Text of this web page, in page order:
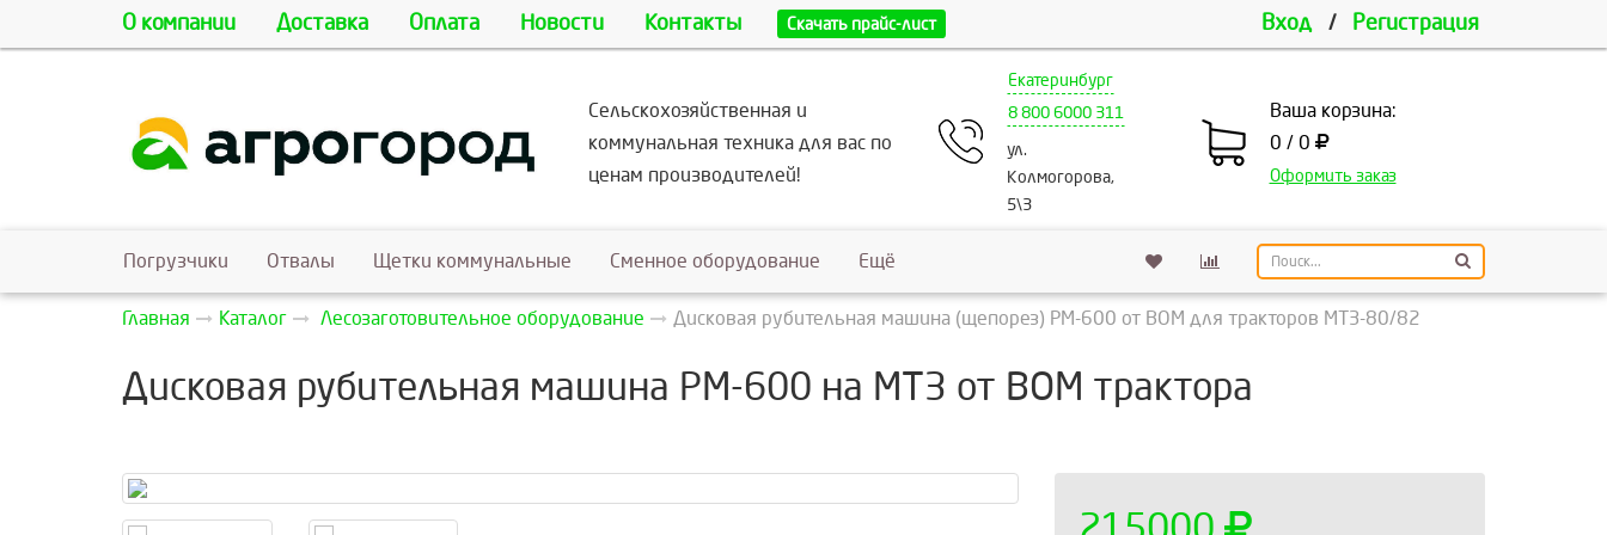
О компании Доставка Оплата Новости Контакты Скачать прайс-лист Вход / Регистрация
Сельскохозяйственная и
коммунальная техника для вас по
ценам производителей!
Екатеринбург
8 800 6000 311
ул.
Колмогорова,
5\3
Ваша корзина:
0 / 0
Оформить заказ
Погрузчики Отвалы Щетки коммунальные Сменное оборудование Ещё
Главная Каталог Лесозаготовительное оборудование Дисковая рубительная машина (щепорез) РМ-600 от ВОМ для тракторов МТЗ-80/82
Дисковая рубительная машина РМ-600 на МТЗ от ВОМ трактора